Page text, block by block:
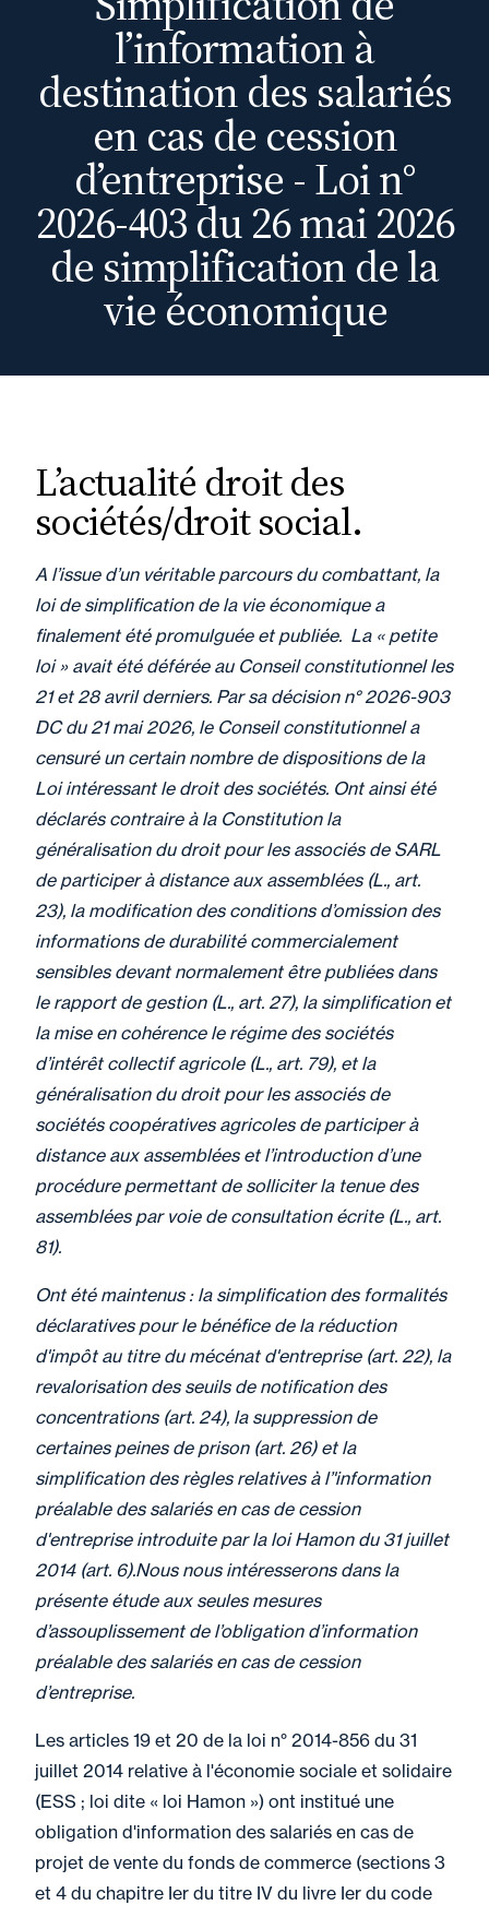
l’information à
destination des salariés
en cas de cession
d’entreprise - Loi n°
2026-403 du 26 mai 2026
de simplification de la
vie économique
L’actualité droit des
sociétés/droit social.
A l’issue d’un véritable parcours du combattant, la
loi de simplification de la vie économique a
finalement été promulguée et publiée. La « petite
loi » avait été déférée au Conseil constitutionnel les
21 et 28 avril derniers. Par sa décision n° 2026-903
DC du 21 mai 2026, le Conseil constitutionnel a
censuré un certain nombre de dispositions de la
Loi intéressant le droit des sociétés. Ont ainsi été
déclarés contraire à la Constitution la
généralisation du droit pour les associés de SARL
de participer à distance aux assemblées (L., art.
23), la modification des conditions d’omission des
informations de durabilité commercialement
sensibles devant normalement être publiées dans
le rapport de gestion (L., art. 27), la simplification et
la mise en cohérence le régime des sociétés
d’intérêt collectif agricole (L., art. 79), et la
généralisation du droit pour les associés de
sociétés coopératives agricoles de participer à
distance aux assemblées et l’introduction d’une
procédure permettant de solliciter la tenue des
assemblées par voie de consultation écrite (L., art.
81).
Ont été maintenus : la simplification des formalités
déclaratives pour le bénéfice de la réduction
d'impôt au titre du mécénat d'entreprise (art. 22), la
revalorisation des seuils de notification des
concentrations (art. 24), la suppression de
certaines peines de prison (art. 26) et la
simplification des règles relatives à l’'information
préalable des salariés en cas de cession
d'entreprise introduite par la loi Hamon du 31 juillet
2014 (art. 6).Nous nous intéresserons dans la
présente étude aux seules mesures
d’assouplissement de l’obligation d’information
préalable des salariés en cas de cession
d’entreprise.
Les articles 19 et 20 de la loi n° 2014-856 du 31
juillet 2014 relative à l'économie sociale et solidaire
(ESS ; loi dite « loi Hamon ») ont institué une
obligation d'information des salariés en cas de
projet de vente du fonds de commerce (sections 3
et 4 du chapitre Ier du titre IV du livre Ier du code